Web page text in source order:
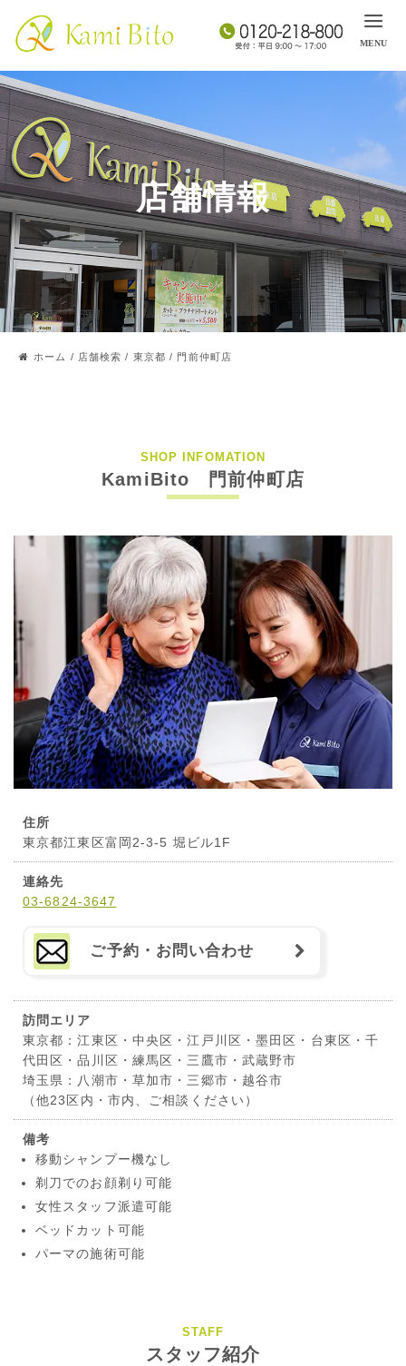
店舗情報
ホーム / 店舗検索 / 東京都 / 門前仲町店
SHOP INFOMATION
KamiBito 門前仲町店
住所
東京都江東区富岡2-3-5 堀ビル1F
連絡先
03-6824-3647
ご予約・お問い合わせ
訪問エリア
東京都：江東区・中央区・江戸川区・墨田区・台東区・千
代田区・品川区・練馬区・三鷹市・武蔵野市
埼玉県：八潮市・草加市・三郷市・越谷市
（他23区内・市内、ご相談ください）
備考
移動シャンプー機なし
剃刀でのお顔剃り可能
女性スタッフ派遣可能
ベッドカット可能
パーマの施術可能
STAFF
スタッフ紹介